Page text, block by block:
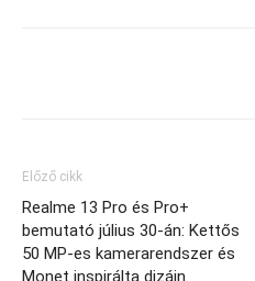
Előző cikk
Realme 13 Pro és Pro+
bemutató július 30-án: Kettős
50 MP-es kamerarendszer és
Monet inspirálta dizájn